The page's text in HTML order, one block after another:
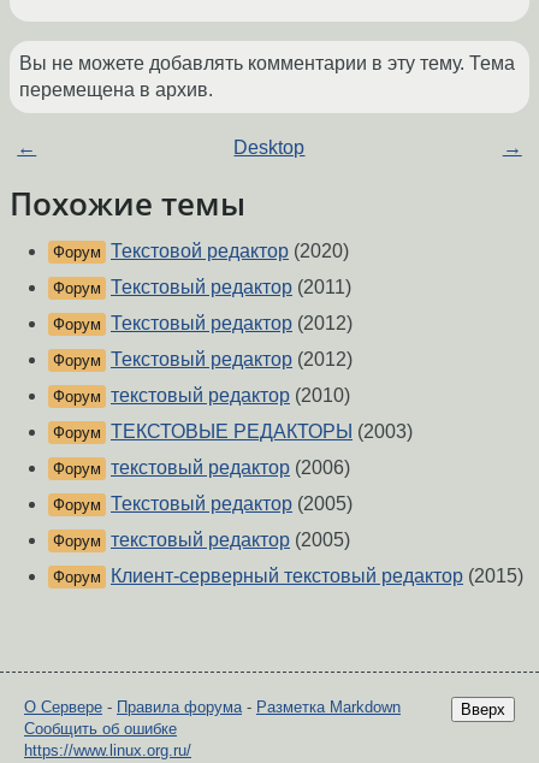
Вы не можете добавлять комментарии в эту тему. Тема
перемещена в архив.
← Desktop →
Похожие темы
Форум Текстовой редактор (2020)
Форум Текстовый редактор (2011)
Форум Текстовый редактор (2012)
Форум Текстовый редактор (2012)
Форум текстовый редактор (2010)
Форум ТЕКСТОВЫЕ РЕДАКТОРЫ (2003)
Форум текстовый редактор (2006)
Форум Текстовый редактор (2005)
Форум текстовый редактор (2005)
Форум Клиент-серверный текстовый редактор (2015)
Вверх
О Сервере - Правила форума- Разметка Markdown
Сообщить об ошибке
https://www.linux.org.ru/